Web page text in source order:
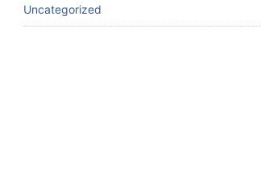
Uncategorized